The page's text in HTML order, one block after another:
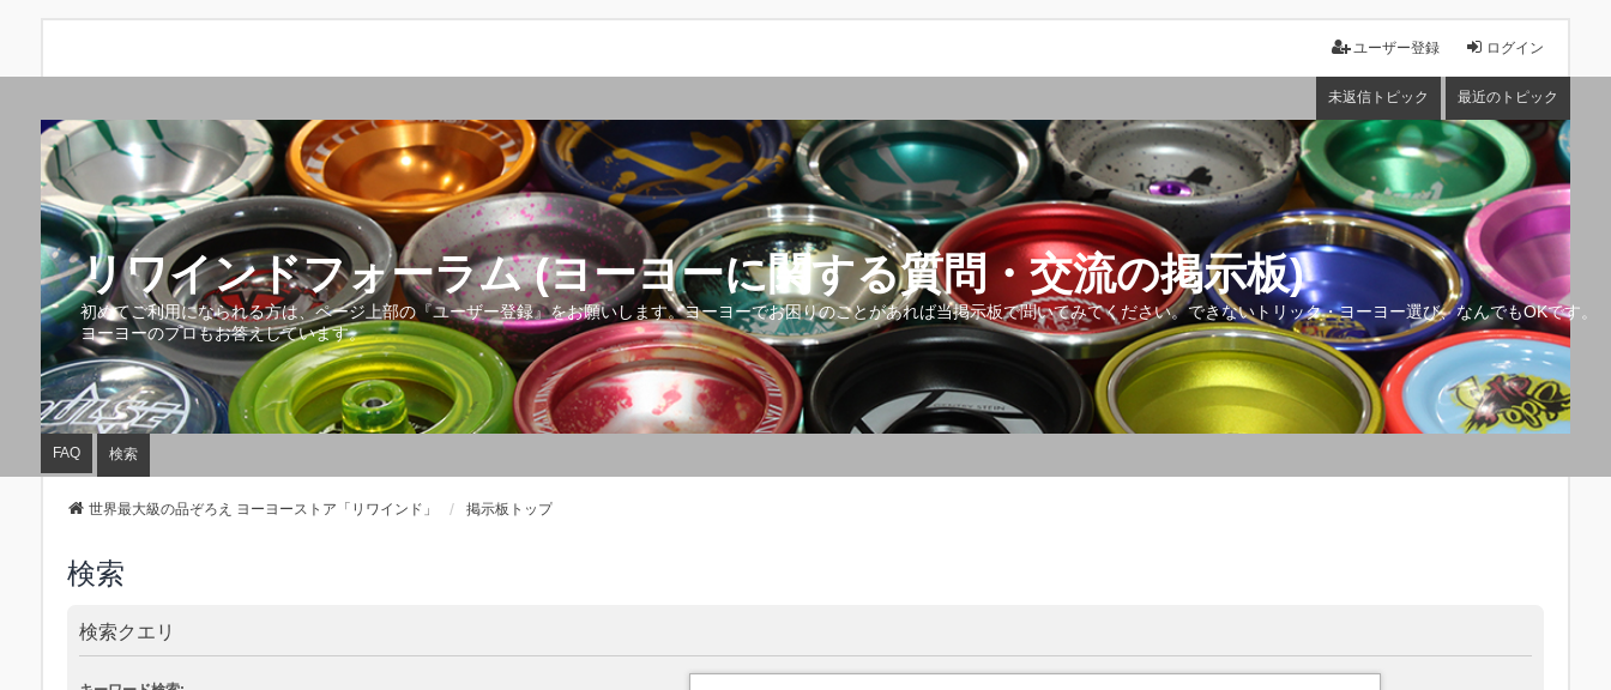
ログイン
ユーザー登録
未返信トピック 最近のトピック
リワインドフォーラム (ヨーヨーに関する質問・交流の掲示板)
初めてご利用になられる方は、ページ上部の『ユーザー登録』をお願いします。ヨーヨーでお困りのことがあれば当掲示板で聞いてみてください。できないトリック・ヨーヨー選び、なんでもOKです。
ヨーヨーのプロもお答えしています。
FAQ 検索
世界最大級の品ぞろえ ヨーヨーストア「リワインド」 掲示板トップ
検索
検索クエリ